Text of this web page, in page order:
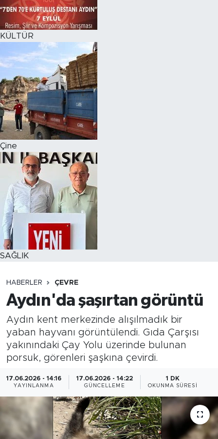
KÜLTÜR
Çine
SAĞLIK
HABERLER ÇEVRE
Aydın'da şaşırtan görüntü
Aydın kent merkezinde alışılmadık bir
yaban hayvanı görüntülendi. Gıda Çarşısı
yakınındaki Çay Yolu üzerinde bulunan
porsuk, görenleri şaşkına çevirdi.
17.06.2026 - 14:16
YAYINLANMA
17.06.2026 - 14:22
GÜNCELLEME
1 DK
OKUNMA SÜRESI